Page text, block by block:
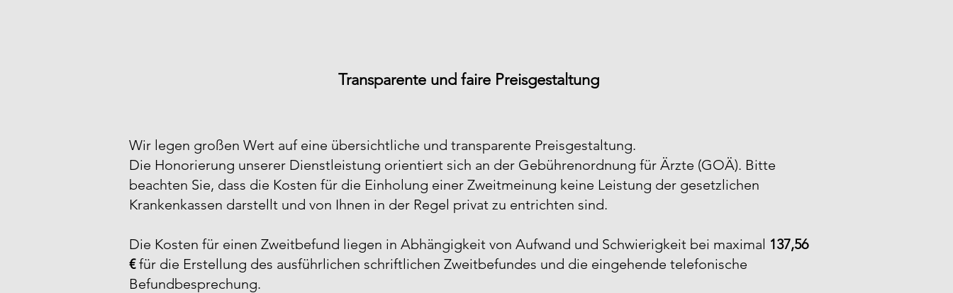
Transparente und faire Preisgestaltung
Wir legen großen Wert auf eine übersichtliche und transparente Preisgestaltung.
Die Honorierung unserer Dienstleistung orientiert sich an der Gebührenordnung für Ärzte (GOÄ). Bitte
beachten Sie, dass die Kosten für die Einholung einer Zweitmeinung keine Leistung der gesetzlichen
Krankenkassen darstellt und von Ihnen in der Regel privat zu entrichten sind.
Die Kosten für einen Zweitbefund liegen in Abhängigkeit von Aufwand und Schwierigkeit bei maximal 137,56
€für die Erstellung des ausführlichen schriftlichen Zweitbefundes und die eingehende telefonische
Befundbesprechung.